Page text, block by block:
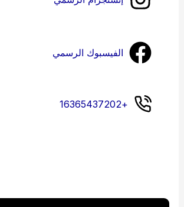
الفيسبوك الرسمي
+16365437202